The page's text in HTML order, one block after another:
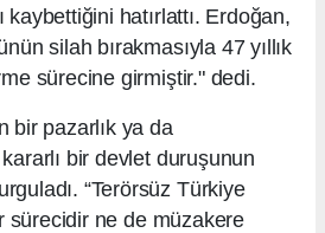
kaybettiğini hatırlattı. Erdoğan,
silah bırakmasıyla 47 yıllık
sürecine girmiştir." dedi.
bir pazarlık ya da
bir devlet duruşunun
“Terörsüz Türkiye
sürecidir ne de müzakere